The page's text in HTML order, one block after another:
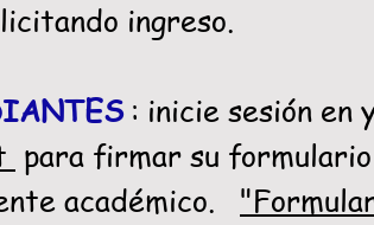
ingreso.
: inicie sesión en
para firmar su
académico.